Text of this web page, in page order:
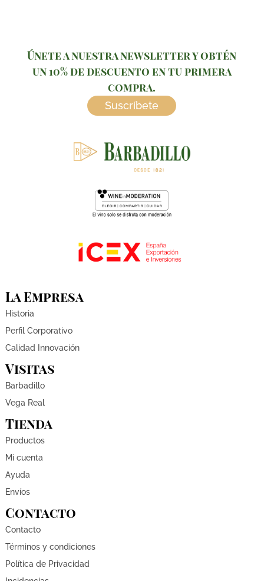
Únete a nuestra newsletter y obtén
un 10% de descuento en tu primera
compra.
Suscríbete
La Empresa
Historia
Perfil Corporativo
Calidad Innovación
Visitas
Barbadillo
Vega Real
Tienda
Productos
Mi cuenta
Ayuda
Envíos
Contacto
Contacto
Términos y condiciones
Política de Privacidad